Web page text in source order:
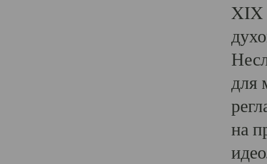
XIX
для
на